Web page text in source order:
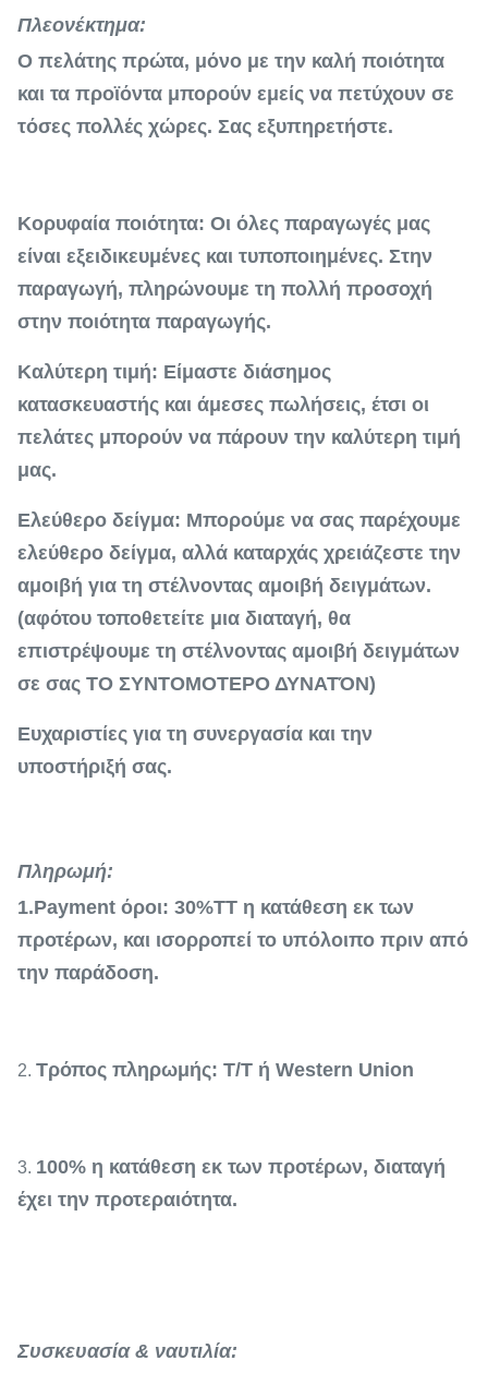
Πλεονέκτημα:
Ο πελάτης πρώτα, μόνο με την καλή ποιότητα
και τα προϊόντα μπορούν εμείς να πετύχουν σε
τόσες πολλές χώρες. Σας εξυπηρετήστε.
Κορυφαία ποιότητα: Οι όλες παραγωγές μας
είναι εξειδικευμένες και τυποποιημένες. Στην
παραγωγή, πληρώνουμε τη πολλή προσοχή
στην ποιότητα παραγωγής.
Καλύτερη τιμή: Είμαστε διάσημος
κατασκευαστής και άμεσες πωλήσεις, έτσι οι
πελάτες μπορούν να πάρουν την καλύτερη τιμή
μας.
Ελεύθερο δείγμα: Μπορούμε να σας παρέχουμε
ελεύθερο δείγμα, αλλά καταρχάς χρειάζεστε την
αμοιβή για τη στέλνοντας αμοιβή δειγμάτων.
(αφότου τοποθετείτε μια διαταγή, θα
επιστρέψουμε τη στέλνοντας αμοιβή δειγμάτων
σε σας ΤΟ ΣΥΝΤΟΜΟΤΕΡΟ ΔΥΝΑΤΌΝ)
Ευχαριστίες για τη συνεργασία και την
υποστήριξή σας.
Πληρωμή:
1.Payment όροι: 30%TT η κατάθεση εκ των
προτέρων, και ισορροπεί το υπόλοιπο πριν από
την παράδοση.
2. Τρόπος πληρωμής: T/T ή Western Union
3. 100% η κατάθεση εκ των προτέρων, διαταγή
έχει την προτεραιότητα.
Συσκευασία & ναυτιλία: